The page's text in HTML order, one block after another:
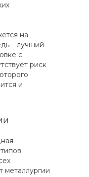
на
– лучший
с
риск
и
металлургии